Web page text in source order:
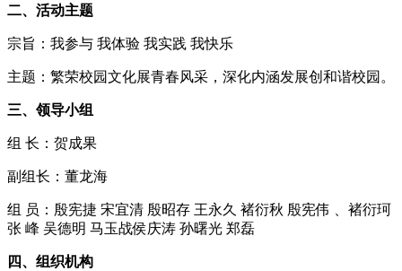
二、活动主题
宗旨：我参与 我体验 我实践 我快乐
主题：繁荣校园文化展青春风采，深化内涵发展创和谐校园。
三、领导小组
组 长：贺成果
副组长：董龙海
组 员：殷宪捷 宋宜清 殷昭存 王永久 褚衍秋 殷宪伟 、褚衍珂
张 峰 吴德明 马玉战侯庆涛 孙曙光 郑磊
四、组织机构